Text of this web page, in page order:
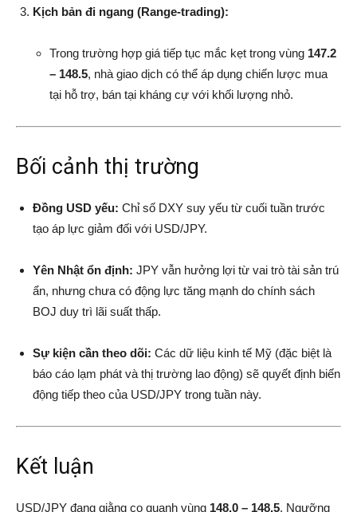
Kịch bản đi ngang (Range-trading):
Trong trường hợp giá tiếp tục mắc kẹt trong vùng 147.2
– 148.5, nhà giao dịch có thể áp dụng chiến lược mua
tại hỗ trợ, bán tại kháng cự với khối lượng nhỏ.
Bối cảnh thị trường
Đồng USD yếu: Chỉ số DXY suy yếu từ cuối tuần trước
tạo áp lực giảm đối với USD/JPY.
Yên Nhật ổn định: JPY vẫn hưởng lợi từ vai trò tài sản trú
ẩn, nhưng chưa có động lực tăng mạnh do chính sách
BOJ duy trì lãi suất thấp.
Sự kiện cần theo dõi: Các dữ liệu kinh tế Mỹ (đặc biệt là
báo cáo lạm phát và thị trường lao động) sẽ quyết định biến
động tiếp theo của USD/JPY trong tuần này.
Kết luận
USD/JPY đang giằng co quanh vùng 148.0 – 148.5. Ngưỡng